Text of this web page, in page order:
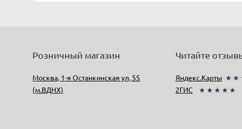
Розничный магазин
Москва, 1-я Останкинская ул, 55
(м.ВДНХ)
Читайте
Яндекс.Карты
2ГИС
★★★★★